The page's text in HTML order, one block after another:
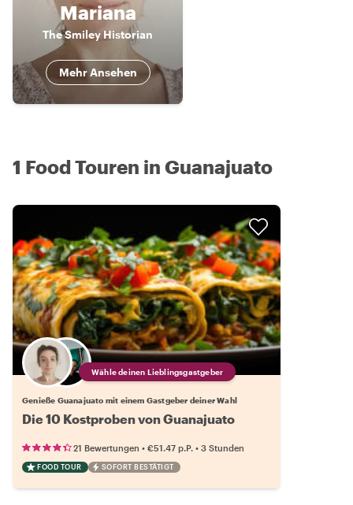
Mariana
The Smiley Historian
Mehr Ansehen
1 Food Touren in Guanajuato
Wähle deinen Lieblingsgastgeber
Genieße Guanajuato mit einem Gastgeber deiner Wahl
Die 10 Kostproben von Guanajuato
21 Bewertungen • €51.47 p.P. • 3 Stunden
FOOD TOUR SOFORT BESTÄTIGT